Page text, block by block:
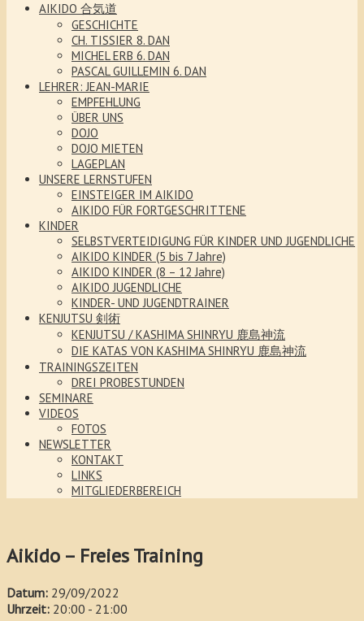
AIKIDO 合気道
GESCHICHTE
CH. TISSIER 8. DAN
MICHEL ERB 6. DAN
PASCAL GUILLEMIN 6. DAN
LEHRER: JEAN-MARIE
EMPFEHLUNG
ÜBER UNS
DOJO
DOJO MIETEN
LAGEPLAN
UNSERE LERNSTUFEN
EINSTEIGER IM AIKIDO
AIKIDO FÜR FORTGESCHRITTENE
KINDER
SELBSTVERTEIDIGUNG FÜR KINDER UND JUGENDLICHE
AIKIDO KINDER (5 bis 7 Jahre)
AIKIDO KINDER (8 – 12 Jahre)
AIKIDO JUGENDLICHE
KINDER- UND JUGENDTRAINER
KENJUTSU 剣術
KENJUTSU / KASHIMA SHINRYU 鹿島神流
DIE KATAS VON KASHIMA SHINRYU 鹿島神流
TRAININGSZEITEN
DREI PROBESTUNDEN
SEMINARE
VIDEOS
FOTOS
NEWSLETTER
KONTAKT
LINKS
MITGLIEDERBEREICH
Aikido – Freies Training
Datum: 29/09/2022
Uhrzeit: 20:00 - 21:00